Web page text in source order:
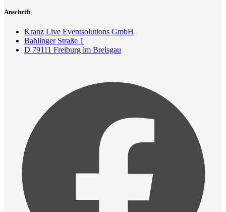
Anschrift
Kranz Live Eventsolutions GmbH
Bahlinger Straße 1
D 79111 Freiburg im Breisgau